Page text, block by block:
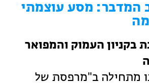
המדבר: מסע עוצמתי
בקניון העמוק והמפואר
מתחילה ב"מרפסת של